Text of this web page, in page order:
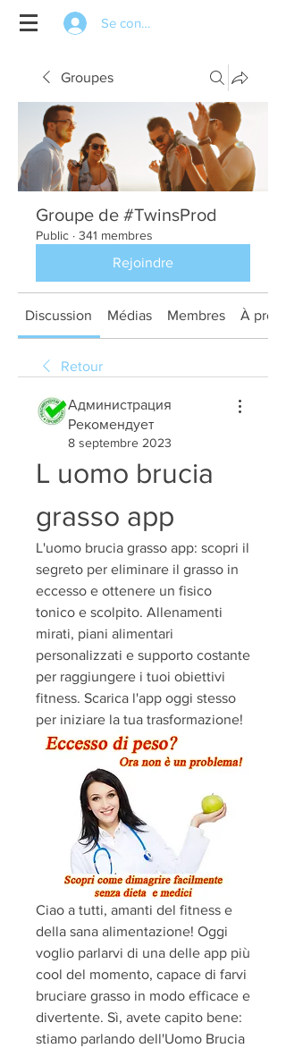
Se connecter
Groupes
Groupe de #TwinsProd
Public · 341 membres
Rejoindre
Discussion Médias Membres À
Retour
Администрация
Рекомендует
8 septembre 2023
L uomo brucia
grasso app
L'uomo brucia grasso app: scopri il
segreto per eliminare il grasso in
eccesso e ottenere un fisico
tonico e scolpito. Allenamenti
mirati, piani alimentari
personalizzati e supporto costante
per raggiungere i tuoi obiettivi
fitness. Scarica l'app oggi stesso
per iniziare la tua trasformazione!
Ciao a tutti, amanti del fitness e
della sana alimentazione! Oggi
voglio parlarvi di una delle app più
cool del momento, capace di farvi
bruciare grasso in modo efficace e
divertente. Sì, avete capito bene:
stiamo parlando dell'Uomo Brucia